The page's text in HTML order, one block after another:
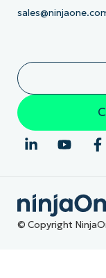
© Copyright